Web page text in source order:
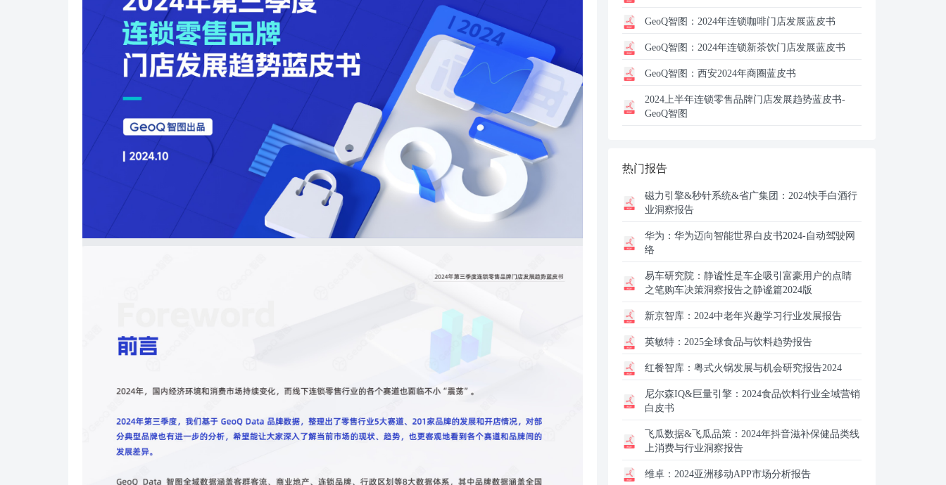
GeoQ智图： 2024年连锁咖啡门店发展蓝皮书
GeoQ智图：2024年连锁新茶饮门店发展蓝皮书
GeoQ智图：西安2024年商圈蓝皮书
2024上半年连锁零售品牌门店发展趋势蓝皮书-
GeoQ智图
热门报告
磁力引擎&秒针系统&省广集团： 2024快手白酒行
业洞察报告
华为： 华为迈向智能世界白皮书2024-自动驾驶网
络
易车研究院： 静谧性是车企吸引富豪用户的点睛
之笔购车决策洞察报告之静谧篇2024版
新京智库： 2024中老年兴趣学习行业发展报告
英敏特： 2025全球食品与饮料趋势报告
红餐智库： 粤式火锅发展与机会研究报告2024
尼尔森IQ&巨量引擎： 2024食品饮料行业全域营销
白皮书
飞瓜数据&飞瓜品策： 2024年抖音滋补保健品类线
上消费与行业洞察报告
维卓： 2024亚洲移动APP市场分析报告